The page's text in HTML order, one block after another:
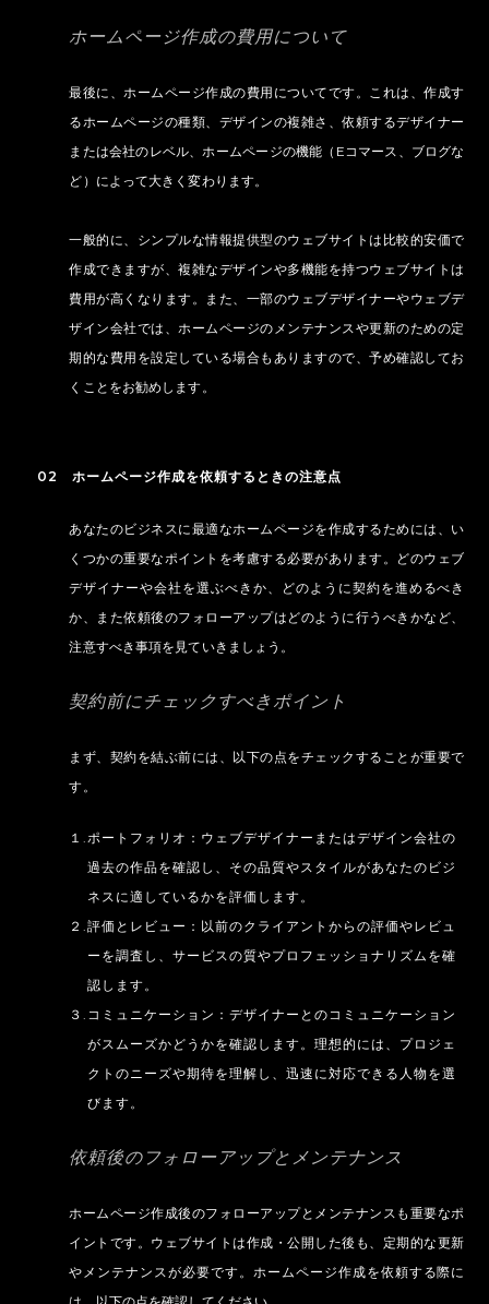
ホームページ作成の費用について
最後に、ホームページ作成の費用についてです。これは、作成す
るホームページの種類、デザインの複雑さ、依頼するデザイナー
または会社のレベル、ホームページの機能（Eコマース、ブログな
ど）によって大きく変わります。
一般的に、シンプルな情報提供型のウェブサイトは比較的安価で
作成できますが、複雑なデザインや多機能を持つウェブサイトは
費用が高くなります。また、一部のウェブデザイナーやウェブデ
ザイン会社では、ホームページのメンテナンスや更新のための定
期的な費用を設定している場合もありますので、予め確認してお
くことをお勧めします。
02 ホームページ作成を依頼するときの注意点
あなたのビジネスに最適なホームページを作成するためには、い
くつかの重要なポイントを考慮する必要があります。どのウェブ
デザイナーや会社を選ぶべきか、どのように契約を進めるべき
か、また依頼後のフォローアップはどのように行うべきかなど、
注意すべき事項を見ていきましょう。
契約前にチェックすべきポイント
まず、契約を結ぶ前には、以下の点をチェックすることが重要で
す。
１.ポートフォリオ：ウェブデザイナーまたはデザイン会社の
過去の作品を確認し、その品質やスタイルがあなたのビジ
ネスに適しているかを評価します。
２.評価とレビュー：以前のクライアントからの評価やレビュ
ーを調査し、サービスの質やプロフェッショナリズムを確
認します。
３.コミュニケーション：デザイナーとのコミュニケーション
がスムーズかどうかを確認します。理想的には、プロジェ
クトのニーズや期待を理解し、迅速に対応できる人物を選
びます。
依頼後のフォローアップとメンテナンス
ホームページ作成後のフォローアップとメンテナンスも重要なポ
イントです。ウェブサイトは作成・公開した後も、定期的な更新
やメンテナンスが必要です。ホームページ作成を依頼する際に